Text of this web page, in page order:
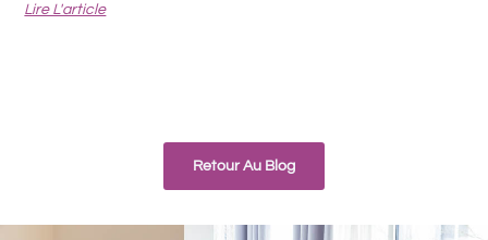
Lire L'article
Retour Au Blog